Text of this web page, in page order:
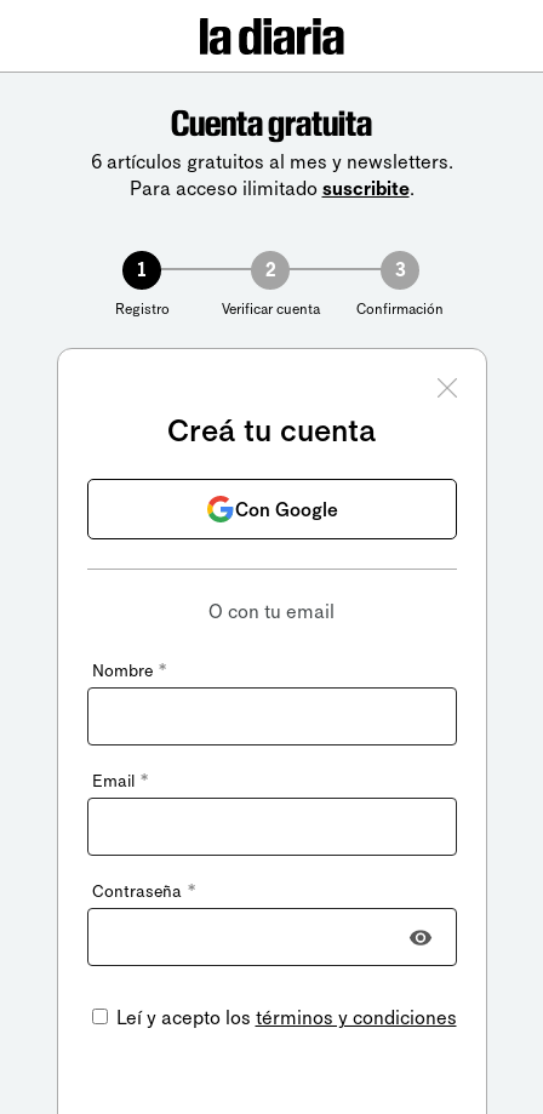
Cuenta gratuita
6 artículos gratuitos al mes y newsletters.
Para acceso ilimitado suscribite.
1
Registro
2
Verificar cuenta
3
Confirmación
Creá tu cuenta
Con Google
O con tu email
Nombre *
Email *
Contraseña *
Leí y acepto los términos y condiciones